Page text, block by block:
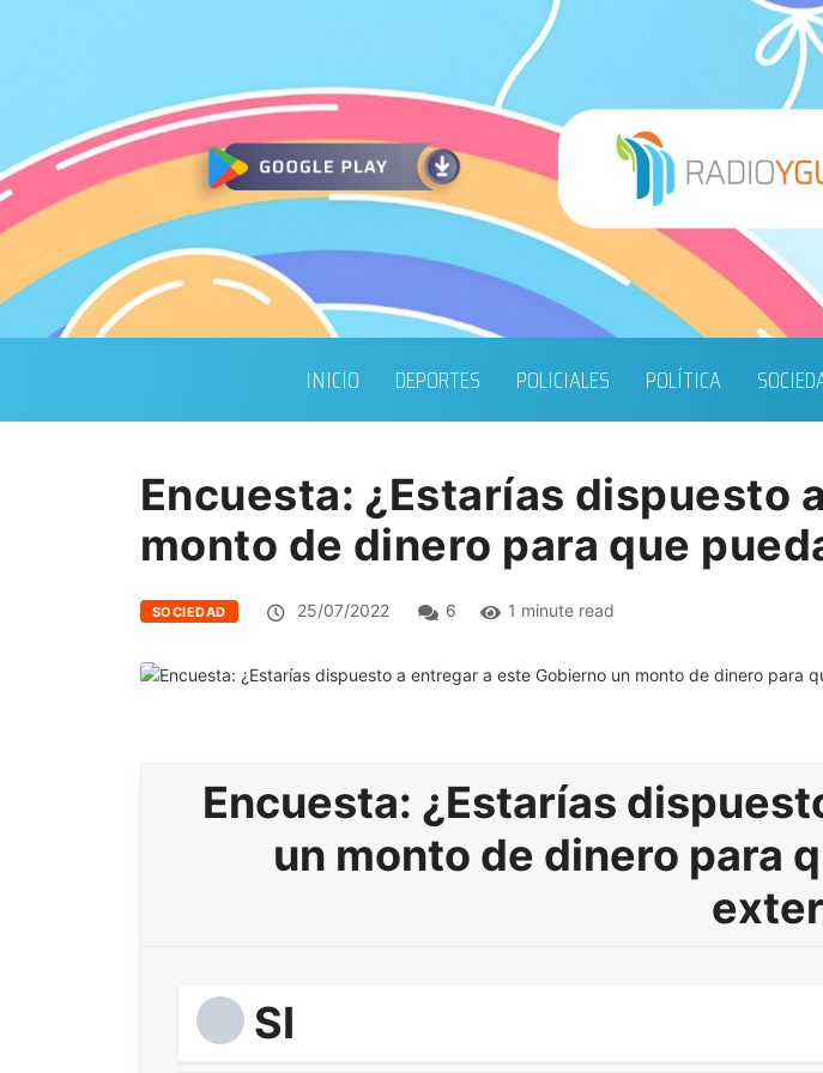
INICIO DEPORTES POLICIALES POLÍTICA
Encuesta: ¿Estarías dispuesto
monto de dinero para que
SOCIEDAD 25/07/2022 6 1 minute read
Encuesta: ¿Estarías
un monto de dinero para
SI